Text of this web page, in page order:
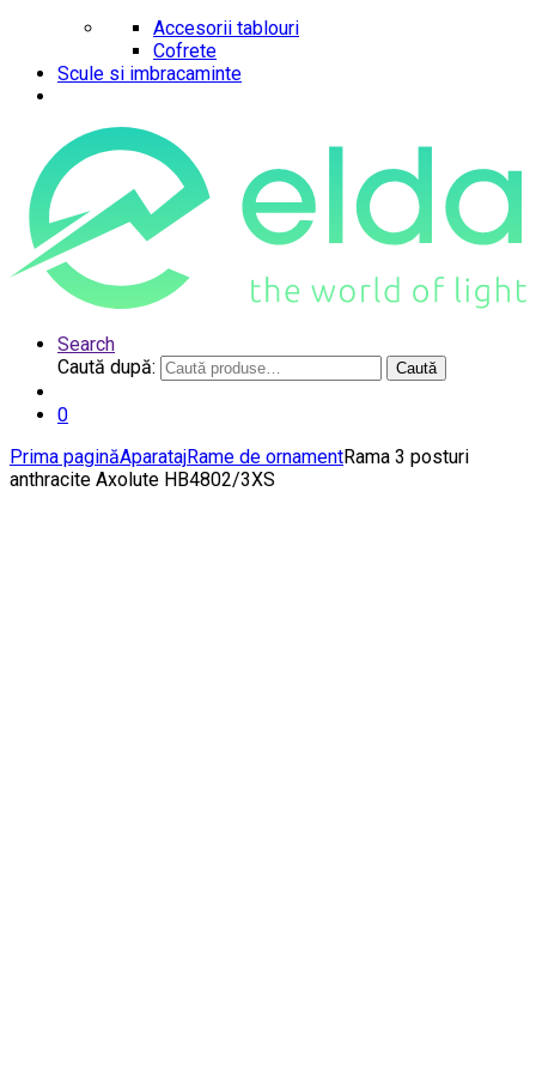
Accesorii tablouri
Cofrete
Scule si imbracaminte
Search
Caută după:
Caută
0
Prima paginăAparatajRame de ornamentRama 3 posturi
anthracite Axolute HB4802/3XS